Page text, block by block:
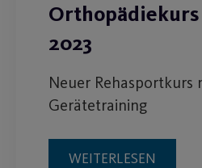
Orthopädiekurs
2023
Neuer Rehasportkurs
Gerätetraining
WEITERLESEN